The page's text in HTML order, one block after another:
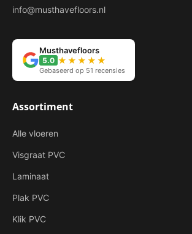
info@musthavefloors.nl
Musthavefloors
5.0 ★★★★★
Gebaseerd op 51 recensies
Assortiment
Alle vloeren
Visgraat PVC
Laminaat
Plak PVC
Klik PVC